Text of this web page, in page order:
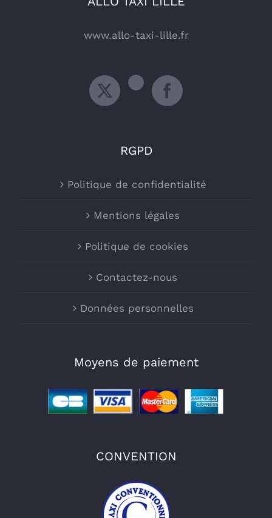
www.allo-taxi-lille.fr
RGPD
Politique de confidentialité
Mentions légales
Politique de cookies
Contactez-nous
Données personnelles
Moyens de paiement
CONVENTION